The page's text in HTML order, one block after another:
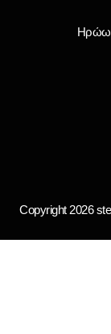
Copyright 2026